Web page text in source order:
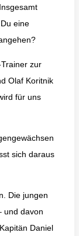
eine
zur
Olaf Koritnik
für uns
sich daraus
Die jungen
und davon
Daniel